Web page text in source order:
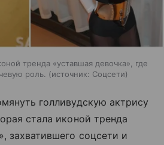
тренда «уставшая девочка», где
роль.
источник: Соцсети
голливудскую актрису
стала иконой тренда
захватившего соцсети и